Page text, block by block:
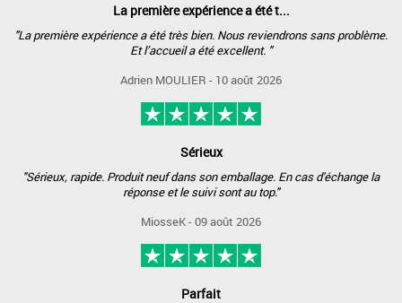
La première expérience a été t...
"La première expérience a été très bien. Nous reviendrons sans problème.
Et l’accueil a été excellent. "
Adrien MOULIER - 10 août 2026
Sérieux
"Sérieux, rapide. Produit neuf dans son emballage. En cas d'échange la
réponse et le suivi sont au top."
MiosseK - 09 août 2026
Parfait